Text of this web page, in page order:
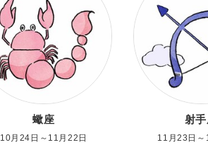
蠍座
10月24日～11月22日
射
11月23日～